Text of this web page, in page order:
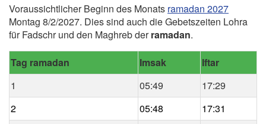
Voraussichtlicher Beginn des Monats ramadan 2027
Montag 8/2/2027. Dies sind auch die Gebetszeiten Lohra
für Fadschr und den Maghreb derramadan.
Tag ramadan Imsak
Iftar
1
05:49
17:29
2
05:48
17:31